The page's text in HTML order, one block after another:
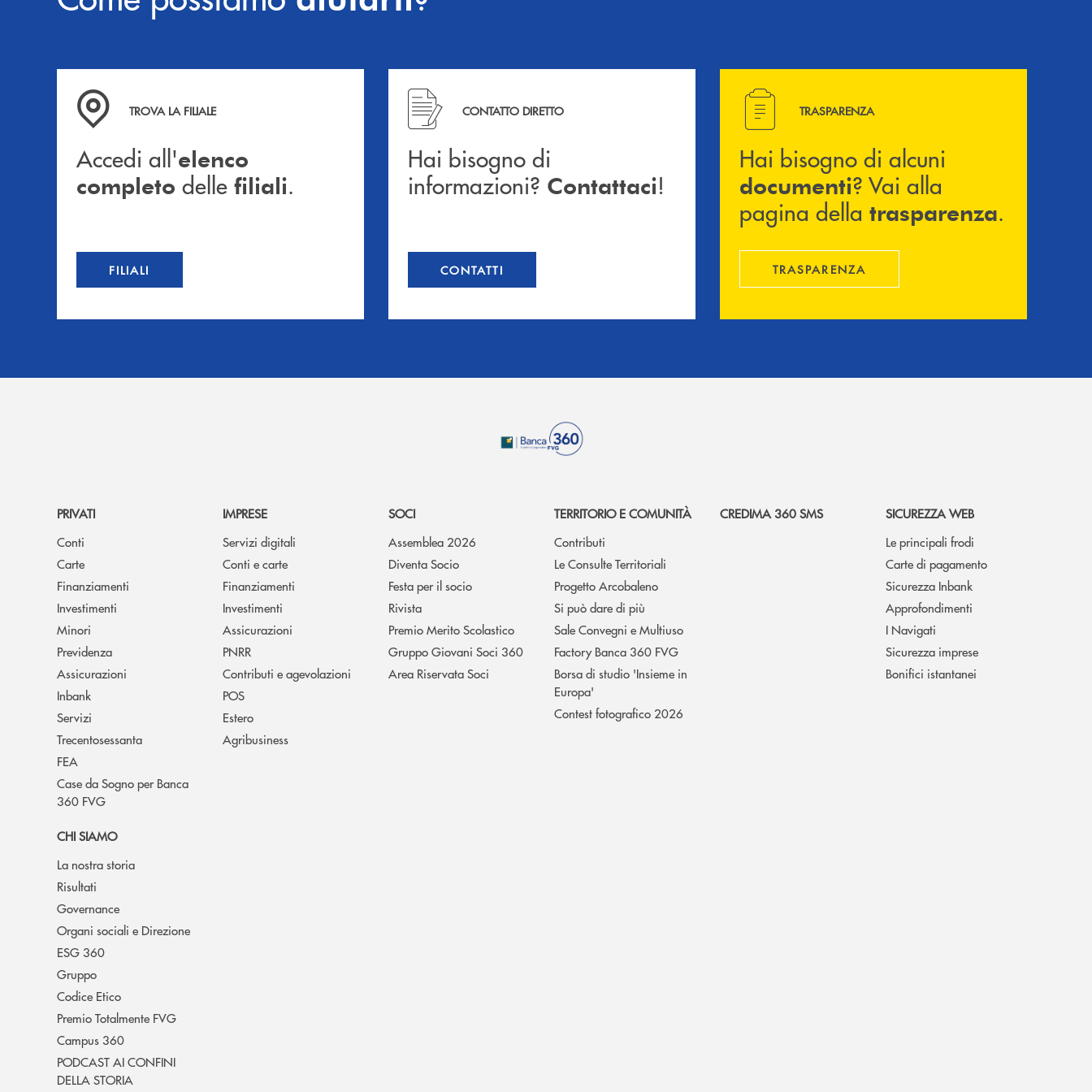
Accedi all' elenco completo delle filiali .
TROVA LA FILIALE
Accedi all'elenco
completo delle filiali.
FILIALI
Hai bisogno di informazioni? Contattaci !
CONTATTO DIRETTO
Hai bisogno di
informazioni? Contattaci!
CONTATTI
Hai bisogno di alcuni documenti ? Vai alla pagina della
TRASPARENZA
Hai bisogno di alcuni
documenti? Vai alla
pagina della trasparenza.
TRASPARENZA
PRIVATI
Conti
Carte
Finanziamenti
Investimenti
Minori
Previdenza
Assicurazioni
Inbank
Servizi
Trecentosessanta
FEA
Case da Sogno per Banca
360 FVG
IMPRESE
Servizi digitali
Conti e carte
Finanziamenti
Investimenti
Assicurazioni
PNRR
Contributi e agevolazioni
POS
Estero
Agribusiness
SOCI
Assemblea 2026
Diventa Socio
Festa per il socio
Rivista
Premio Merito Scolastico
Gruppo Giovani Soci 360
Area Riservata Soci
TERRITORIO E COMUNITÀ
Contributi
Le Consulte Territoriali
Progetto Arcobaleno
Si può dare di più
Sale Convegni e Multiuso
Factory Banca 360 FVG
Borsa di studio 'Insieme in
Europa'
Contest fotografico 2026
CREDIMA 360 SMS
SICUREZZA WEB
Le principali frodi
Carte di pagamento
Sicurezza Inbank
Approfondimenti
I Navigati
Sicurezza imprese
Bonifici istantanei
CHI SIAMO
La nostra storia
Risultati
Governance
Organi sociali e Direzione
ESG 360
Gruppo
Codice Etico
Premio Totalmente FVG
Campus 360
PODCAST AI CONFINI
DELLA STORIA